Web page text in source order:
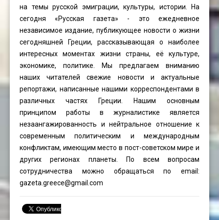
на темы русской эмиграции, культуры, истории. На
сегодня «Русская газета» - это ежедневное
независимое издание, публикующее новости о жизни
сегодняшней Греции, рассказывающая о наиболее
интересных моментах жизни страны, её культуре,
экономике, политике. Мы предлагаем вниманию
наших читателей свежие новости и актуальные
репортажи, написанные нашими корреспондентами в
различных частях Греции. Нашим основным
принципом работы в журналистике является
незаангажированность и нейтральное отношение к
современным политическим и международным
конфликтам, имеющим место в пост-советском мире и
других регионах планеты. По всем вопросам
сотрудничества можно обращаться по email:
gazeta.greece@gmail.com